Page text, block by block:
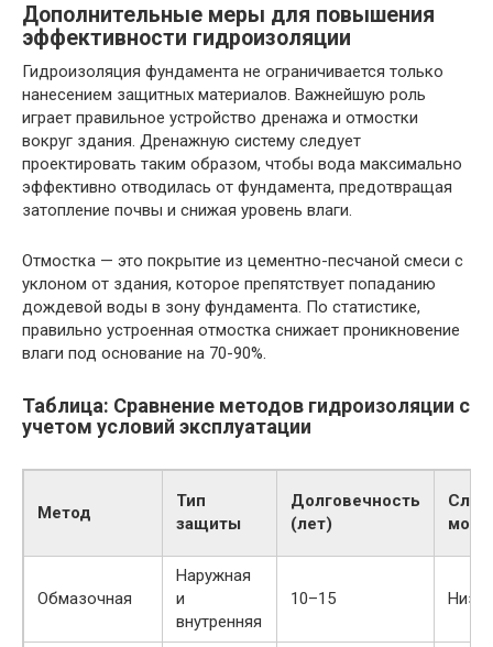
Дополнительные меры для повышения
эффективности гидроизоляции
Гидроизоляция фундамента не ограничивается только
нанесением защитных материалов. Важнейшую роль
играет правильное устройство дренажа и отмостки
вокруг здания. Дренажную систему следует
проектировать таким образом, чтобы вода максимально
эффективно отводилась от фундамента, предотвращая
затопление почвы и снижая уровень влаги.
Отмостка — это покрытие из цементно-песчаной смеси с
уклоном от здания, которое препятствует попаданию
дождевой воды в зону фундамента. По статистике,
правильно устроенная отмостка снижает проникновение
влаги под основание на 70-90%.
Таблица: Сравнение методов гидроизоляции с
учетом условий эксплуатации
Метод
Тип
защиты
Долговечность
(лет)
Обмазочная
Наружная
и
внутренняя
10–15